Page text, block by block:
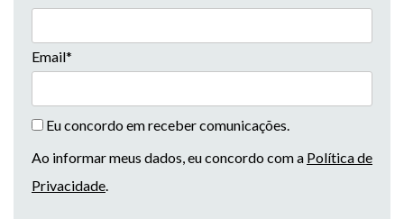
Email*
Eu concordo em receber comunicações.
Ao informar meus dados, eu concordo com a Política de
Privacidade.